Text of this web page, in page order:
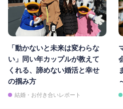
「動かないと未来は変わらな
い」同い年カップルが教えて
くれる、諦めない婚活と幸せ
の掴み方
結婚・お付き合いレポート